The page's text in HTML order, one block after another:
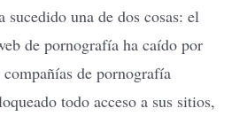
sucedido una de dos cosas: el
de pornografía ha caído por
de pornografía
todo acceso a sus sitios,